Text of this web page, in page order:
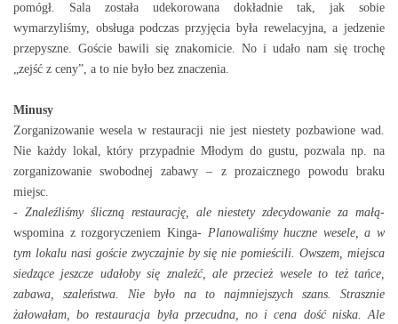
pomógł. Sala została udekorowana dokładnie tak, jak sobie
wymarzyliśmy, obsługa podczas przyjęcia była rewelacyjna, a jedzenie
przepyszne. Goście bawili się znakomicie. No i udało nam się trochę
„zejść z ceny”, a to nie było bez znaczenia.
Minusy
Zorganizowanie wesela w restauracji nie jest niestety pozbawione wad.
Nie każdy lokal, który przypadnie Młodym do gustu, pozwala np. na
zorganizowanie swobodnej zabawy – z prozaicznego powodu braku
miejsc.
- Znaleźliśmy śliczną restaurację, ale niestety zdecydowanie za małą-
wspomina z rozgoryczeniem Kinga- Planowaliśmy huczne wesele, a w
tym lokalu nasi goście zwyczajnie by się nie pomieścili. Owszem, miejsca
siedzące jeszcze udałoby się znaleźć, ale przecież wesele to też tańce,
zabawa, szaleństwa. Nie było na to najmniejszych szans. Strasznie
żałowałam, bo restauracja była przecudna, no i cena dość niska. Ale